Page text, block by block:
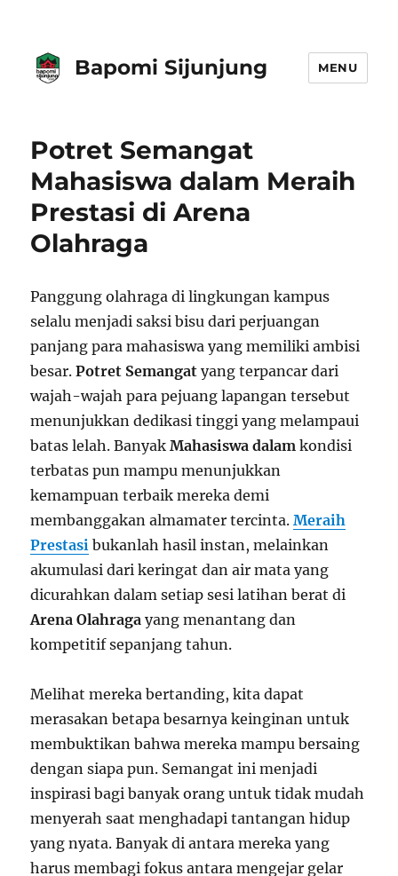
Bapomi Sijunjung MENU
Potret Semangat
Mahasiswa dalam Meraih
Prestasi di Arena
Olahraga
Panggung olahraga di lingkungan kampus
selalu menjadi saksi bisu dari perjuangan
panjang para mahasiswa yang memiliki ambisi
besar.Potret Semangat yang terpancar dari
wajah-wajah para pejuang lapangan tersebut
menunjukkan dedikasi tinggi yang melampaui
batas lelah. BanyakMahasiswa dalam kondisi
terbatas pun mampu menunjukkan
kemampuan terbaik mereka demi
membanggakan almamater tercinta.Meraih
Prestasi bukanlah hasil instan, melainkan
akumulasi dari keringat dan air mata yang
dicurahkan dalam setiap sesi latihan berat di
Arena Olahraga yang menantang dan
kompetitif sepanjang tahun.
Melihat mereka bertanding, kita dapat
merasakan betapa besarnya keinginan untuk
membuktikan bahwa mereka mampu bersaing
dengan siapa pun. Semangat ini menjadi
inspirasi bagi banyak orang untuk tidak mudah
menyerah saat menghadapi tantangan hidup
yang nyata. Banyak di antara mereka yang
harus membagi fokus antara mengejar gelar